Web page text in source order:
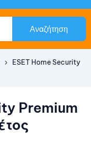
Αναζήτηση
ESET Home Security
Premium